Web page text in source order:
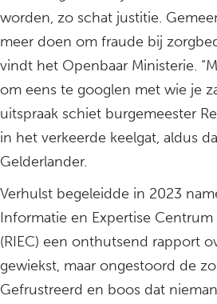
worden, zo schat justitie.
meer doen om fraude bij
vindt het Openbaar Ministerie.
om eens te googlen met wie je
uitspraak schiet burgemeester
in het verkeerde keelgat, aldus
Gelderlander.
Verhulst begeleidde in 2023
Informatie en Expertise
(RIEC) een onthutsend rapport
gewiekst, maar ongestoord de
Gefrustreerd en boos dat